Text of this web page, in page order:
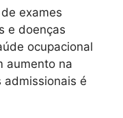
exames
e doenças
ocupacional
aumento na
é